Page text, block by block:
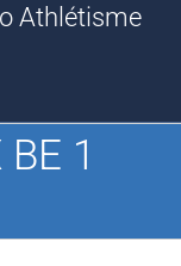
Athlétisme
1